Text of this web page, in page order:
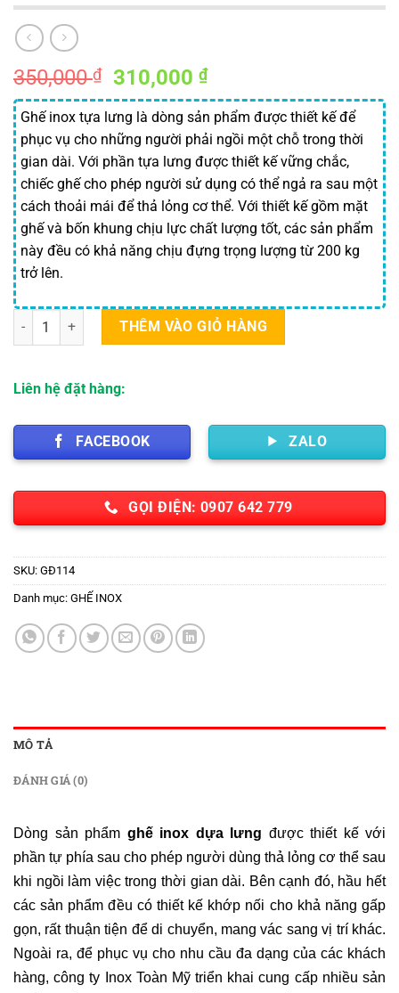
350,000₫
Giá
gốc
là:
350,000 ₫.
310,000₫Giá
hiện
tại
là:
310,000 ₫.
Ghế inox tựa lưng là dòng sản phẩm được thiết kế để
phục vụ cho những người phải ngồi một chỗ trong thời
gian dài. Với phần tựa lưng được thiết kế vững chắc,
chiếc ghế cho phép người sử dụng có thể ngả ra sau một
cách thoải mái để thả lỏng cơ thể. Với thiết kế gồm mặt
ghế và bốn khung chịu lực chất lượng tốt, các sản phẩm
này đều có khả năng chịu đựng trọng lượng từ 200 kg
trở lên.
Ghế inox tựa lưng số lượngTHÊM VÀO GIỎ HÀNG
Liên hệ đặt hàng:
FACEBOOK ZALO
GỌI ĐIỆN: 0907 642 779
SKU: GĐ114
Danh mục: GHẾ INOX
MÔ TẢ
ĐÁNH GIÁ (0)
Dòng sản phẩm ghế inox dựa lưng được thiết kế với
phần tự phía sau cho phép người dùng thả lỏng cơ thể sau
khi ngồi làm việc trong thời gian dài. Bên cạnh đó, hầu hết
các sản phẩm đều có thiết kế khớp nối cho khả năng gấp
gọn, rất thuận tiện để di chuyển, mang vác sang vị trí khác.
Ngoài ra, để phục vụ cho nhu cầu đa dạng của các khách
hàng, công ty Inox Toàn Mỹ triển khai cung cấp nhiều sản